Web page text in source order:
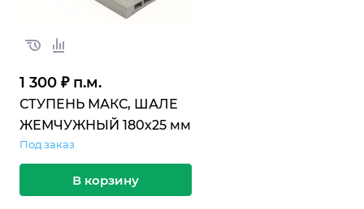
1 300 ₽ п.м.
СТУПЕНЬ МАКС, ШАЛЕ
ЖЕМЧУЖНЫЙ 180х25 мм
Под заказ
В корзину